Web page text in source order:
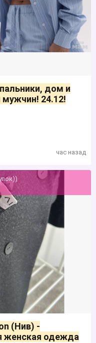
дом и
24.12!
час назад
(Нив) -
женская одежда